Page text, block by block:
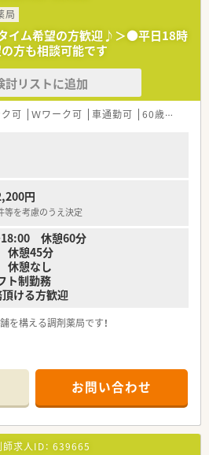
局
タイム希望の方歓迎♪＞●平日18時
方も相談可能です
討リストに追加
可 Ｗワーク可 車通勤可 60歳以上可
円
等を考慮のうえ決定
18:00 休憩60分
休憩45分
憩なし
ト制勤務
ける方歓迎
を構える調剤薬局です！
お問い合わせ
求人ID： 639665